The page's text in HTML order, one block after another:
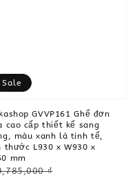
Sale
GVVP161 Ghế đơn
cao cấp thiết kế sang
màu xanh lá tinh tế,
thước L930 x W930 x
mm
₫